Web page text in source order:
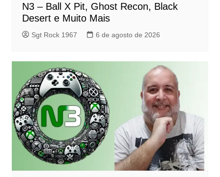
N3 – Ball X Pit, Ghost Recon, Black
Desert e Muito Mais
Sgt Rock 1967 6 de agosto de 2026